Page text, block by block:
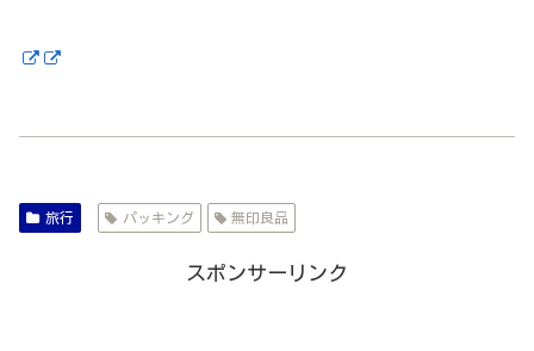
旅行 パッキング 無印良品
スポンサーリンク